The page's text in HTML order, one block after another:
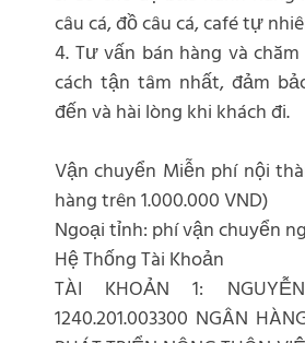
câu cá, đồ câu cá, café tự
4. Tư vấn bán hàng và
cách tận tâm nhất, đảm
đến và hài lòng khi khách đi.
Vận chuyển Miễn phí nội
hàng trên 1.000.000 VND)
Ngoại tỉnh: phí vận chuyển
Hệ Thống Tài Khoản
TÀI KHOẢN 1:
1240.201.003300 NGÂN